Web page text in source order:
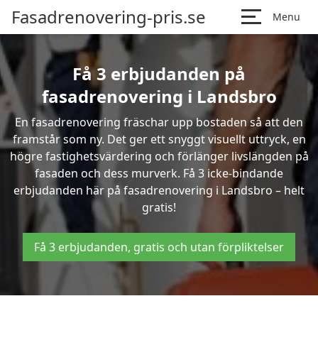
Fasadrenovering-pris.se Menu
Få 3 erbjudanden på
fasadrenovering i Landsbro
En fasadrenovering fräschar upp bostaden så att den
framstår som ny. Det ger ett snyggt visuellt uttryck, en
högre fastighetsvärdering och förlänger livslängden på
fasaden och dess murverk. Få 3 icke-bindande
erbjudanden här på fasadrenovering i Landsbro – helt
gratis!
Få 3 erbjudanden, gratis och utan förpliktelser